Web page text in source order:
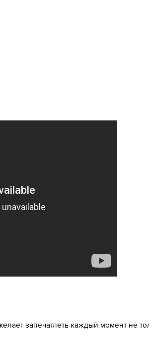
запечатлеть каждый момент не